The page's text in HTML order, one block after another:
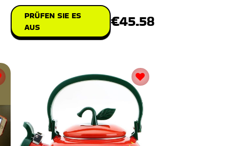
PRÜFEN SIE ES
AUS
€45.58